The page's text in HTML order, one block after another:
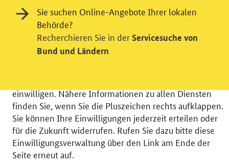
© 2026 Bundesministerium für Wirtschaft und Energie
RSS
Benutzerhinweise
Wir bitten Sie an dieser Stelle um Ihre Einwilligung für
verschiedene Zusatzdienste unserer Webseite: Wir
möchten die Nutzeraktivität mit Hilfe
datenschutzfreundlicher Statistiken verstehen, um
einwilligen. Nähere Informationen zu allen Diensten
finden Sie, wenn Sie die Pluszeichen rechts aufklappen.
Sie können Ihre Einwilligungen jederzeit erteilen oder
für die Zukunft widerrufen. Rufen Sie dazu bitte diese
Einwilligungsverwaltung über den Link am Ende der
Seite erneut auf.
Sie suchen Online-Angebote Ihrer lokalen
Behörde?
Recherchieren Sie in der Servicesuche von
Bund und Ländern